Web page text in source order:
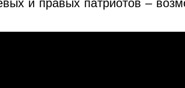
и правых патриотов –